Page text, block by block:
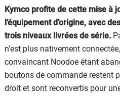
Kymco profite de cette mise à
l’équipement d’origine, avec
trois niveaux livrées de série.
n’est plus nativement
convaincant Noodoe étant
boutons de commande restent
droit et sont reconvertis pour